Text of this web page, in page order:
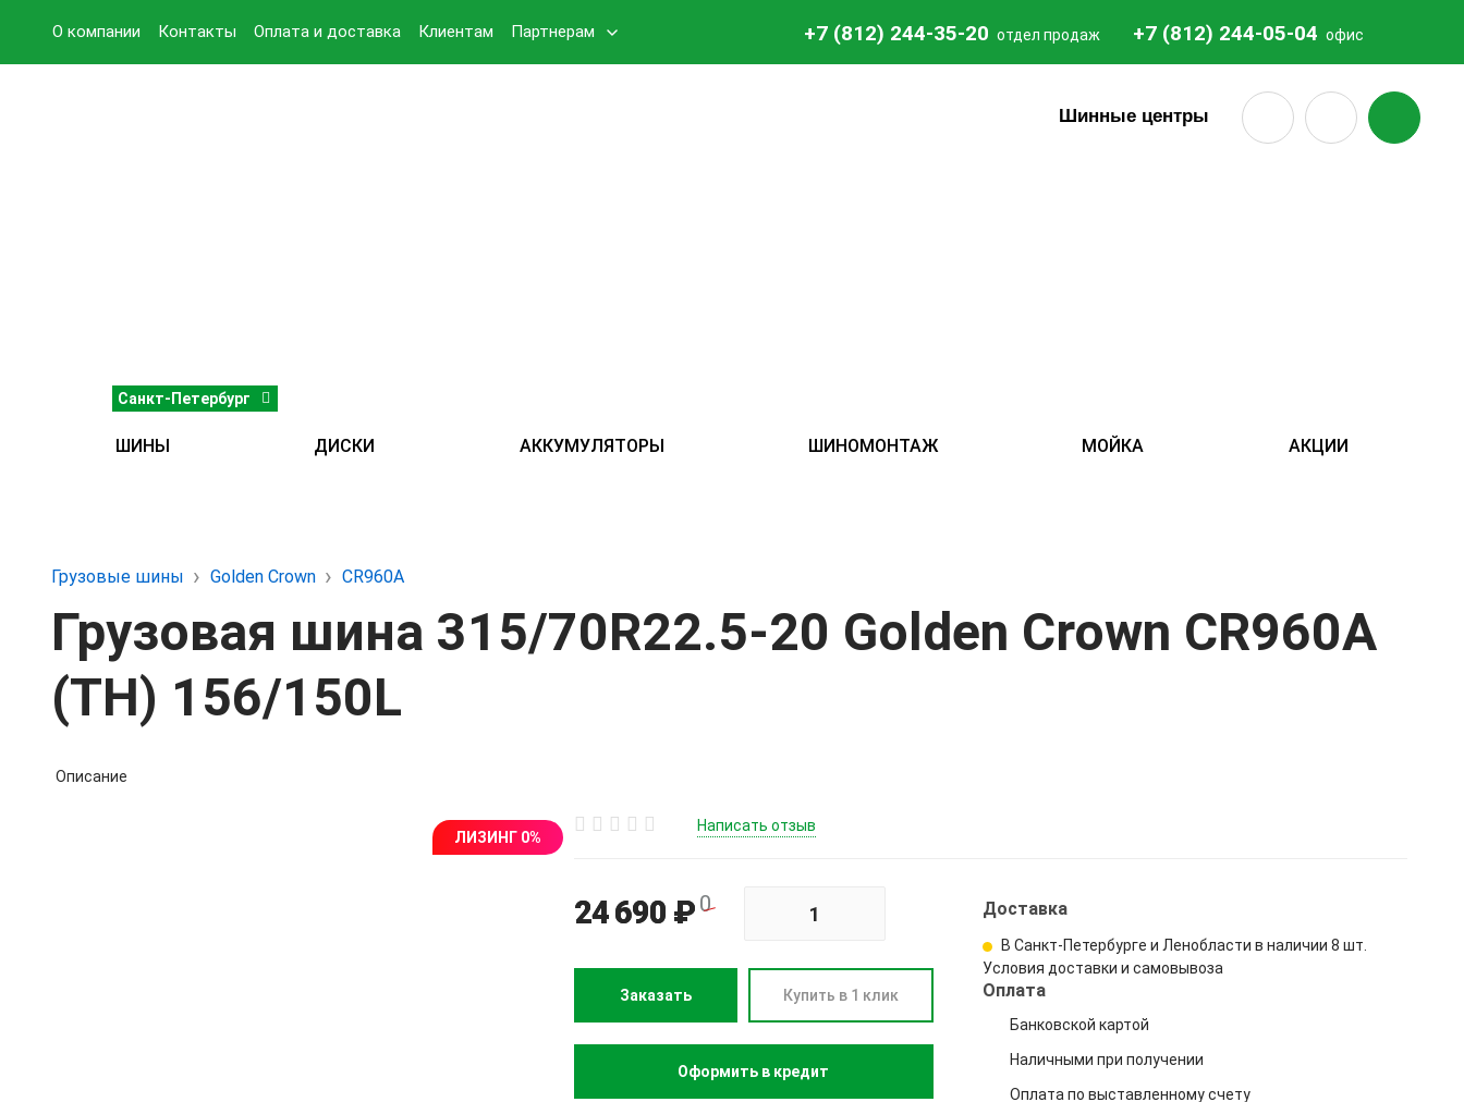
О компании Контакты Оплата и доставка Клиентам Партнерам +7 (812) 244-35-20 отдел продаж +7 (812) 244-05-04 офис
Санкт-Петербург
Шинные центры
ШИНЫ ДИСКИ АККУМУЛЯТОРЫ ШИНОМОНТАЖ МОЙКА АКЦИИ
Грузовые шины Golden Crown CR960A
Грузовая шина 315/70R22.5-20 Golden Crown CR960A
(TH) 156/150L
Описание
ЛИЗИНГ 0%
Написать отзыв
24 690 ₽ 0
Заказать Купить в 1 клик
Доставка
В Санкт-Петербурге и Ленобласти в наличии 8 шт.
Условия доставки и самовывоза
Оплата
Банковской картой
Наличными при получении
Оплата по выставленному счету